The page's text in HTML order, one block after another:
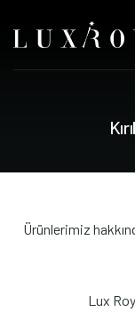
Kırı
Ürünlerimiz
Lux